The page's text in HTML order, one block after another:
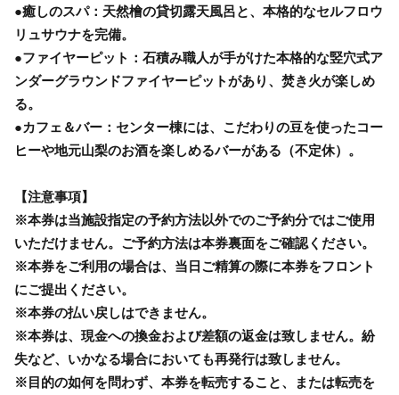
●癒しのスパ：天然檜の貸切露天風呂と、本格的なセルフロウ
リュサウナを完備。
●ファイヤーピット：石積み職人が手がけた本格的な竪穴式ア
ンダーグラウンドファイヤーピットがあり、焚き火が楽しめ
る。
●カフェ＆バー：センター棟には、こだわりの豆を使ったコー
ヒーや地元山梨のお酒を楽しめるバーがある（不定休）。
【注意事項】
※本券は当施設指定の予約方法以外でのご予約分ではご使用
いただけません。ご予約方法は本券裏面をご確認ください。
※本券をご利用の場合は、当日ご精算の際に本券をフロント
にご提出ください。
※本券の払い戻しはできません。
※本券は、現金への換金および差額の返金は致しません。紛
失など、いかなる場合においても再発行は致しません。
※目的の如何を問わず、本券を転売すること、または転売を